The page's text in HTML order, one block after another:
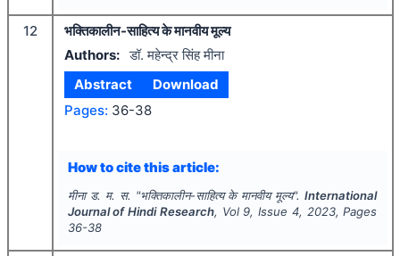
12
भक्तिकालीन-साहित्य के मानवीय मूल्य
Authors: डॉ. महेन्द्र सिंह मीना
Abstract
Download
Pages: 36-38
How to cite this article:
मीना ड. म. स. "भक्तिकालीन-साहित्य के मानवीय मूल्य".International
Journal of Hindi Research, Vol 9, Issue 4, 2023, Pages
36-38